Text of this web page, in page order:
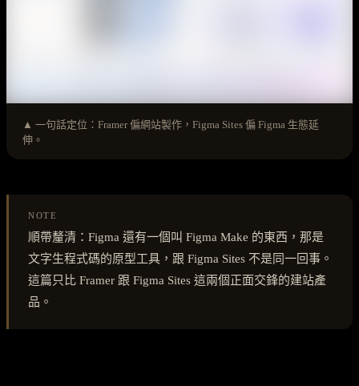
▲ 一句話定位：Framer 偏網站製作，Figma Sites 偏 Figma 生態延
伸。
NOTE
順帶釐清：Figma 還有一個叫 Figma Make 的東西，那是
文字生程式碼的原型工具，跟 Figma Sites 不是同一回事。
這篇只比 Framer 跟 Figma Sites 這兩個正面交鋒的建站產
品。